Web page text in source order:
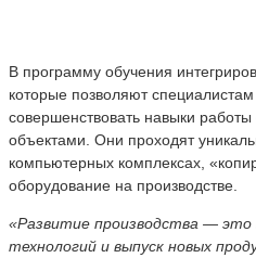
В программу обучения
которые позволяют
совершенствовать навыки работы
объектами. Они проходят
компьютерных комплексах,
оборудование на производстве.
«Развитие производства — это
технологий и выпуск новых